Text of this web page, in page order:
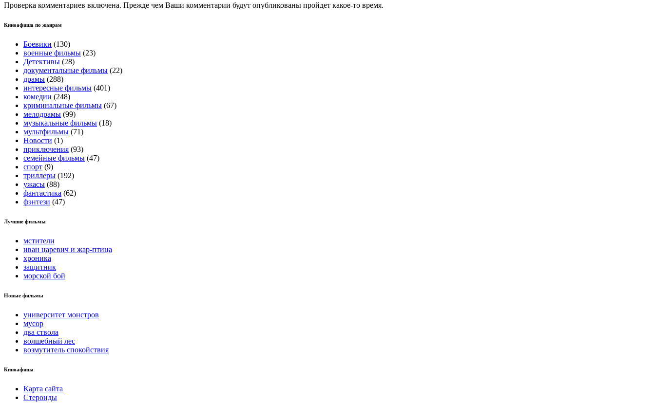
Проверка комментариев включена. Прежде чем Ваши комментарии будут опубликованы пройдет какое-то время.
Киноафиша по жанрам
Боевики (130)
военные фильмы (23)
Детективы (28)
документальные фильмы (22)
драмы (288)
интересные фильмы (401)
комедии (248)
криминальные фильмы (67)
мелодрамы (99)
музыкальные фильмы (18)
мультфильмы (71)
Новости (1)
приключения (93)
семейные фильмы (47)
спорт (9)
триллеры (192)
ужасы (88)
фантастика (62)
фэнтези (47)
Лучшие фильмы
мстители
иван царевич и жар-птица
хроника
защитник
морской бой
Новые фильмы
университет монстров
мусор
два ствола
волшебный лес
возмутитель спокойствия
Киноафиша
Карта сайта
Стероиды